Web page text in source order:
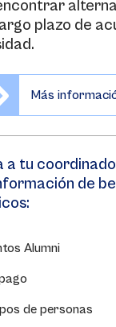
plazo de
Más
a tu
de
Alumni
de personas